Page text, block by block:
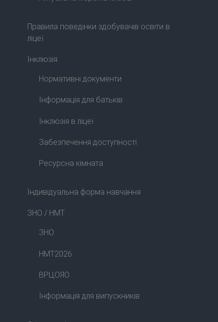
Правила поведінки здобувачів освіти в
ліцеї
Інклюзія
Нормативні документи
Інформація для батьків
Інклюзія в ліцеї
Забезпечення доступності
Ресурсна кімната
Індивідуальна форма навчання
ЗНО / НМТ
ЗНО
НМТ2026
ВРЦОЯО
Інформація для випускників